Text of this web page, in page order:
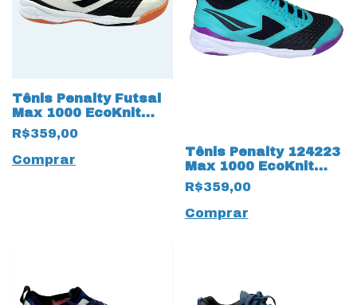
Tênis Penalty Futsal
Max 1000 EcoKnit
17234 Branco
R$359,00
Comprar
Tênis Penalty 124223
Max 1000 EcoKnit
17505 Turquesa
R$359,00
Comprar